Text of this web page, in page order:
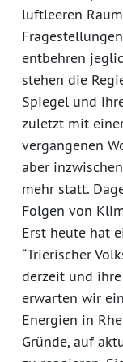
luftleeren
entbehren
stehen die
Spiegel und
zuletzt mit
vergangenen
aber
mehr statt.
Folgen von
Erst heute hat
“Trierischer
derzeit und
erwarten wir
Energien in
Gründe, auf